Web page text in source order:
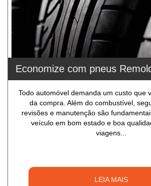
Economize com pneus
Todo automóvel demanda um custo que
da compra. Além do combustível,
revisões e manutenção são
veículo em bom estado e boa
viagens...
LEIA MAIS